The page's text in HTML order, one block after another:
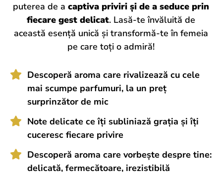
puterea de a captiva priviri și de a seduce prin
fiecare gest delicat. Lasă-te învăluită de
această esență unică și transformă-te în femeia
pe care toți o admiră!
Descoperă aroma care rivalizează cu cele
mai scumpe parfumuri, la un preț
surprinzător de mic
Note delicate ce îți subliniază grația și îți
cuceresc fiecare privire
Descoperă aroma care vorbește despre tine:
delicată, fermecătoare, irezistibilă